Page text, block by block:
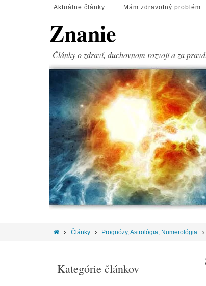
Aktuálne články Mám zdravotný problém
Znanie
Články o zdraví, duchovnom rozvoji a za
Články Prognózy, Astrológia, Numerológia
Kategórie článkov